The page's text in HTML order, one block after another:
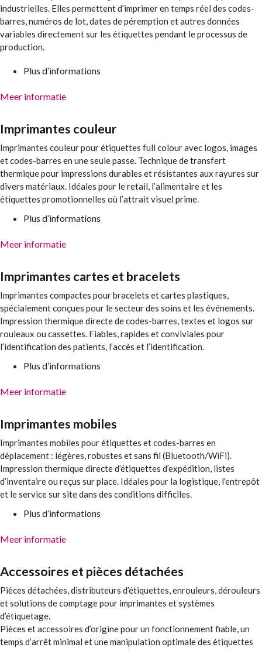
industrielles. Elles permettent d’imprimer en temps réel des codes-
barres, numéros de lot, dates de péremption et autres données
variables directement sur les étiquettes pendant le processus de
production.
Plus d’informations
Meer informatie
Imprimantes couleur
Imprimantes couleur pour étiquettes full colour avec logos, images
et codes-barres en une seule passe. Technique de transfert
thermique pour impressions durables et résistantes aux rayures sur
divers matériaux. Idéales pour le retail, l’alimentaire et les
étiquettes promotionnelles où l’attrait visuel prime.
Plus d’informations
Meer informatie
Imprimantes cartes et bracelets
Imprimantes compactes pour bracelets et cartes plastiques,
spécialement conçues pour le secteur des soins et les événements.
Impression thermique directe de codes-barres, textes et logos sur
rouleaux ou cassettes. Fiables, rapides et conviviales pour
l’identification des patients, l’accès et l’identification.
Plus d’informations
Meer informatie
Imprimantes mobiles
Imprimantes mobiles pour étiquettes et codes-barres en
déplacement : légères, robustes et sans fil (Bluetooth/WiFi).
Impression thermique directe d’étiquettes d’expédition, listes
d’inventaire ou reçus sur place. Idéales pour la logistique, l’entrepôt
et le service sur site dans des conditions difficiles.
Plus d’informations
Meer informatie
Accessoires et pièces détachées
Pièces détachées, distributeurs d’étiquettes, enrouleurs, dérouleurs
et solutions de comptage pour imprimantes et systèmes
d’étiquetage.
Pièces et accessoires d’origine pour un fonctionnement fiable, un
temps d’arrêt minimal et une manipulation optimale des étiquettes